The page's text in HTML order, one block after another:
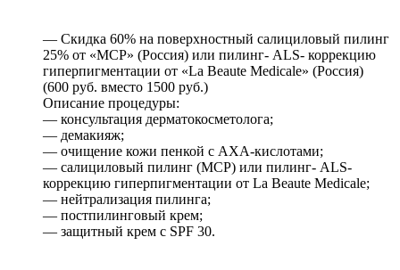
— Скидка 60% на поверхностный салициловый пилинг
25% от «МСР» (Россия) или пилинг- ALS- коррекцию
гиперпигментации от «La Beaute Medicale» (Россия)
(600 руб. вместо 1500 руб.)
Описание процедуры:
— консультация дерматокосметолога;
— демакияж;
— очищение кожи пенкой с AXA-кислотами;
— салициловый пилинг (MCP) или пилинг- ALS-
коррекцию гиперпигментации от La Beaute Medicale;
— нейтрализация пилинга;
— постпилинговый крем;
— защитный крем с SPF 30.